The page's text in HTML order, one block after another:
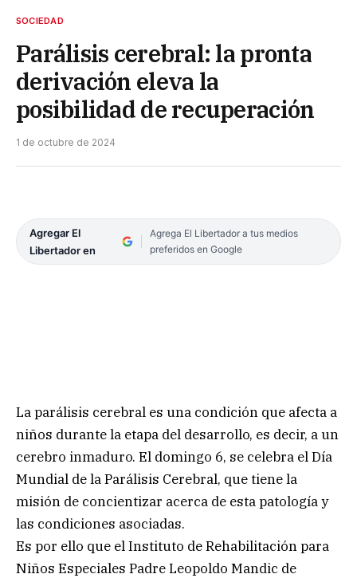
SOCIEDAD
Parálisis cerebral: la pronta
derivación eleva la
posibilidad de recuperación
1 de octubre de 2024
Agregar El
Libertador en
Agrega El Libertador a tus medios
preferidos en Google
La parálisis cerebral es una condición que afecta a
niños durante la etapa del desarrollo, es decir, a un
cerebro inmaduro. El domingo 6, se celebra el Día
Mundial de la Parálisis Cerebral, que tiene la
misión de concientizar acerca de esta patología y
las condiciones asociadas.
Es por ello que el Instituto de Rehabilitación para
Niños Especiales Padre Leopoldo Mandic de